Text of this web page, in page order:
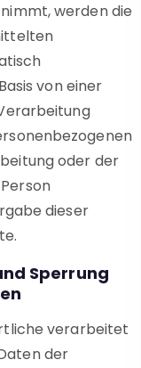
werden die
von einer
oder der
dieser
Sperrung
verarbeitet
der